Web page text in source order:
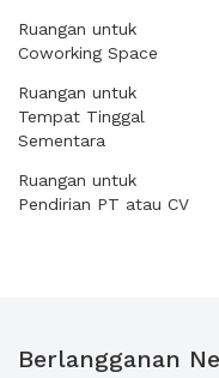
Ruangan untuk
Coworking Space
Ruangan untuk
Tempat Tinggal
Sementara
Ruangan untuk
Pendirian PT atau CV
Berlangganan